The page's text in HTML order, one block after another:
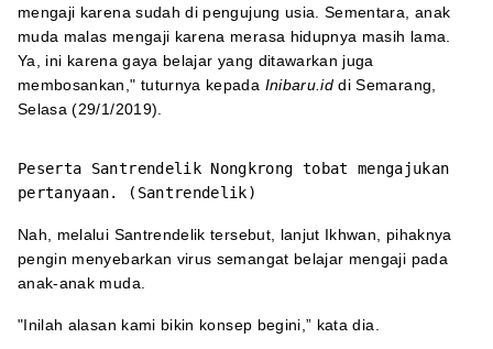
mengaji karena sudah di pengujung usia. Sementara, anak
muda malas mengaji karena merasa hidupnya masih lama.
Ya, ini karena gaya belajar yang ditawarkan juga
membosankan," tuturnya kepada Inibaru.id di Semarang,
Selasa (29/1/2019).
Peserta Santrendelik Nongkrong tobat mengajukan
pertanyaan. (Santrendelik)
Nah, melalui Santrendelik tersebut, lanjut Ikhwan, pihaknya
pengin menyebarkan virus semangat belajar mengaji pada
anak-anak muda.
"Inilah alasan kami bikin konsep begini,” kata dia.